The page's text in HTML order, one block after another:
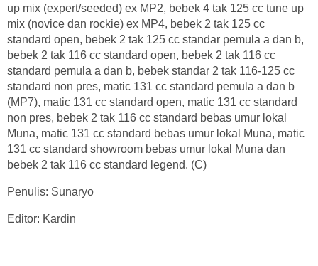
up mix (expert/seeded) ex MP2, bebek 4 tak 125 cc tune up
mix (novice dan rockie) ex MP4, bebek 2 tak 125 cc
standard open, bebek 2 tak 125 cc standar pemula a dan b,
bebek 2 tak 116 cc standard open, bebek 2 tak 116 cc
standard pemula a dan b, bebek standar 2 tak 116-125 cc
standard non pres, matic 131 cc standard pemula a dan b
(MP7), matic 131 cc standard open, matic 131 cc standard
non pres, bebek 2 tak 116 cc standard bebas umur lokal
Muna, matic 131 cc standard bebas umur lokal Muna, matic
131 cc standard showroom bebas umur lokal Muna dan
bebek 2 tak 116 cc standard legend. (C)
Penulis: Sunaryo
Editor: Kardin